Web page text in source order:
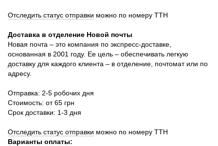
Отследить статус отправки можно по номеру ТТН
Доставка в отделение Новой почты
Новая почта – это компания по экспресс-доставке,
основанная в 2001 году. Ее цель – обеспечивать легкую
доставку для каждого клиента – в отделение, почтомат или по
адресу.
Отправка: 2-5 робочих дня
Стоимость: от 65 грн
Срок доставки: 1-3 дня
Отследить статус отправки можно по номеру ТТН
Варианты оплаты: